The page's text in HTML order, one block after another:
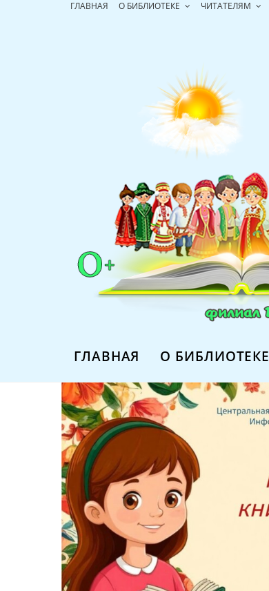
ГЛАВНАЯ О БИБЛИОТЕКЕ ЧИТАТЕЛЯМ
ГЛАВНАЯ О БИБЛИОТЕКЕ